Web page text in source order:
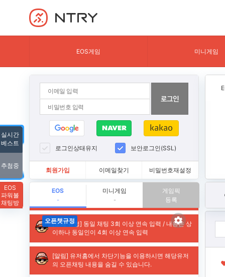
NTRY
EOS게임 미니게임
로그인상태유지 보안로그인(SSL)
회원가입 이메일찾기 비밀번호재설정
EOS
-
미니게임
-
게임픽
등록
실시간
베스트
추첨중
EOS
파워볼
채팅방